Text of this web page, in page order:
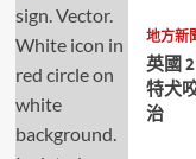
地方新
英國
特犬
治